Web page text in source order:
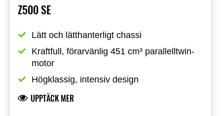
Z500 SE
Lätt och lätthanterligt chassi
Kraftfull, förarvänlig 451 cm³ parallelltwin-
motor
Högklassig, intensiv design
UPPTÄCK MER